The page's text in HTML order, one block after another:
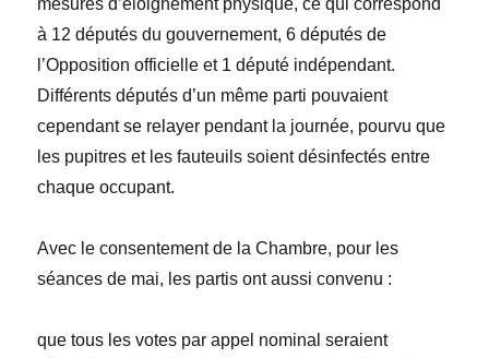
mesures d’éloignement physique, ce qui correspond
à 12 députés du gouvernement, 6 députés de
l’Opposition officielle et 1 député indépendant.
Différents députés d’un même parti pouvaient
cependant se relayer pendant la journée, pourvu que
les pupitres et les fauteuils soient désinfectés entre
chaque occupant.
Avec le consentement de la Chambre, pour les
séances de mai, les partis ont aussi convenu :
que tous les votes par appel nominal seraient